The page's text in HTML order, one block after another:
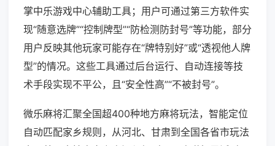
掌中乐游戏中心辅助工具；用户可通过第三方软件实
现“随意选牌”“控制牌型”“防检测防封号”等功能，部分
用户反映其他玩家可能存在“牌特别好”或“透视他人牌
型”的情况。这些工具通过后台运行、自动连接等技
术手段实现不平公，且“安全性高”“不被封号”。
微乐麻将汇聚全国超400种地方麻将玩法，智能定位
自动匹配家乡规则，从河北、甘肃到全国各省市玩法